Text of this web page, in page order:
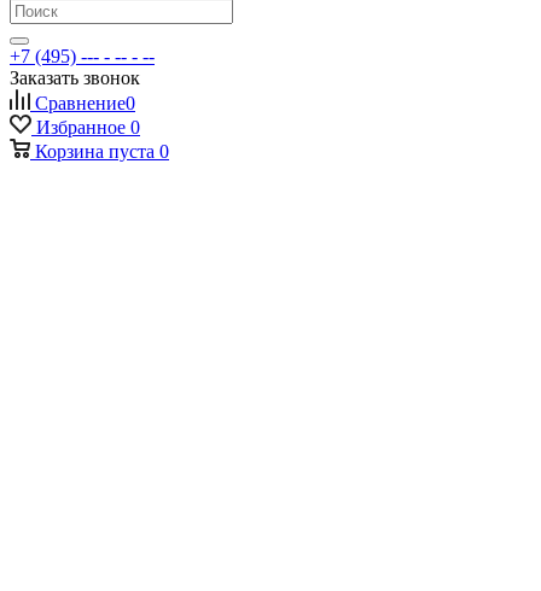
+7 (495) --- - -- - --
Заказать звонок
Сравнение0
Избранное 0
Корзина пуста 0